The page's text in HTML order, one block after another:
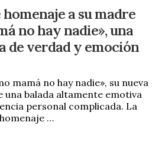
a su madre
no hay nadie», una
de verdad y emoción
mamá no hay nadie», su nueva
una balada altamente emotiva
personal complicada. La
…